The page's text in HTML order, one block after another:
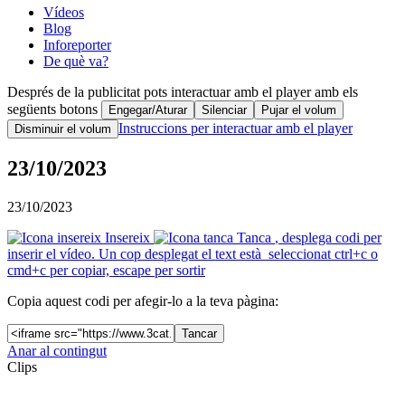
Vídeos
Blog
Inforeporter
De què va?
Després de la publicitat pots interactuar amb el player amb els
següents botons
Engegar/Aturar Silenciar
Pujar el volum
Disminuir el volum Instruccions per interactuar amb el player
23/10/2023
23/10/2023
Insereix
Tanca , desplega codi per
inserir el vídeo. Un cop desplegat el text està seleccionat ctrl+c o
cmd+c per copiar, escape per sortir
Copia aquest codi per afegir-lo a la teva pàgina:
Tancar
Anar al contingut
Clips